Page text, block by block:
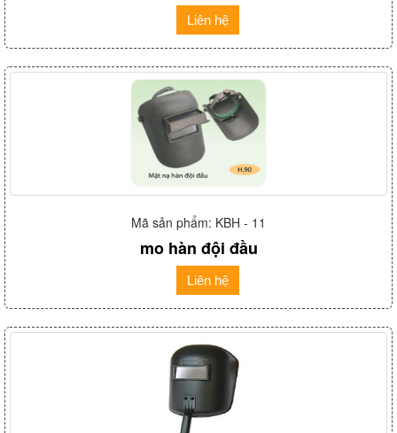
Liên hệ
Mã sản phẩm: KBH - 11
mo hàn đội đầu
Liên hệ